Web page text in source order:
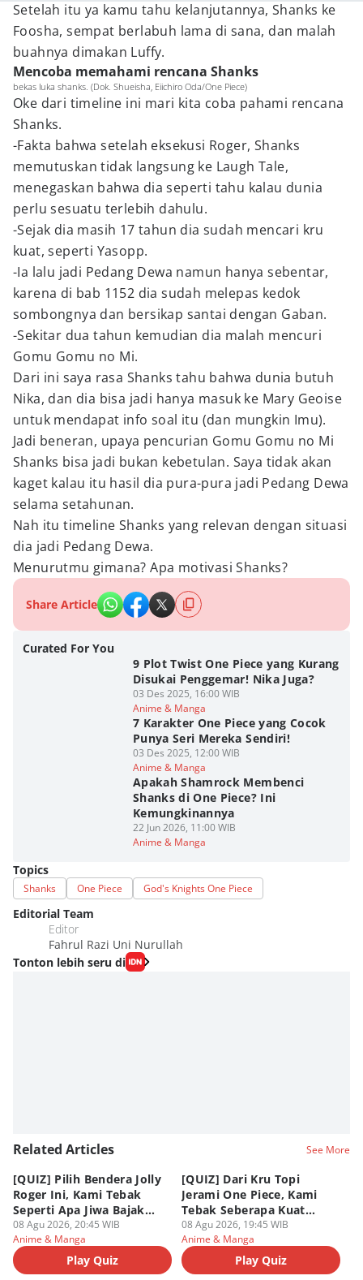
Setelah itu ya kamu tahu kelanjutannya, Shanks ke
Foosha, sempat berlabuh lama di sana, dan malah
buahnya dimakan Luffy.
Mencoba memahami rencana Shanks
bekas luka shanks. (Dok. Shueisha, Eiichiro Oda/One Piece)
Oke dari timeline ini mari kita coba pahami rencana
Shanks.
-Fakta bahwa setelah eksekusi Roger, Shanks
memutuskan tidak langsung ke Laugh Tale,
menegaskan bahwa dia seperti tahu kalau dunia
perlu sesuatu terlebih dahulu.
-Sejak dia masih 17 tahun dia sudah mencari kru
kuat, seperti Yasopp.
-Ia lalu jadi Pedang Dewa namun hanya sebentar,
karena di bab 1152 dia sudah melepas kedok
sombongnya dan bersikap santai dengan Gaban.
-Sekitar dua tahun kemudian dia malah mencuri
Gomu Gomu no Mi.
Dari ini saya rasa Shanks tahu bahwa dunia butuh
Nika, dan dia bisa jadi hanya masuk ke Mary Geoise
untuk mendapat info soal itu (dan mungkin Imu).
Jadi beneran, upaya pencurian Gomu Gomu no Mi
Shanks bisa jadi bukan kebetulan. Saya tidak akan
kaget kalau itu hasil dia pura-pura jadi Pedang Dewa
selama setahunan.
Nah itu timeline Shanks yang relevan dengan situasi
dia jadi Pedang Dewa.
Menurutmu gimana? Apa motivasi Shanks?
Share Article
Curated For You
9 Plot Twist One Piece yang Kurang
Disukai Penggemar! Nika Juga?
03 Des 2025, 16:00 WIB
Anime & Manga
7 Karakter One Piece yang Cocok
Punya Seri Mereka Sendiri!
03 Des 2025, 12:00 WIB
Anime & Manga
Apakah Shamrock Membenci
Shanks di One Piece? Ini
Kemungkinannya
22 Jun 2026, 11:00 WIB
Anime & Manga
Topics
Shanks One Piece God's Knights One Piece
Editorial Team
Editor
Fahrul Razi Uni Nurullah
Tonton lebih seru di
Related Articles See More
[QUIZ] Pilih Bendera Jolly
Roger Ini, Kami Tebak
Seperti Apa Jiwa Bajak
Laut Dalam Dirimu
08 Agu 2026, 20:45 WIB
Anime & Manga
Play Quiz
[QUIZ] Dari Kru Topi
Jerami One Piece, Kami
Tebak Seberapa Kuat
Mentalmu
08 Agu 2026, 19:45 WIB
Anime & Manga
Play Quiz